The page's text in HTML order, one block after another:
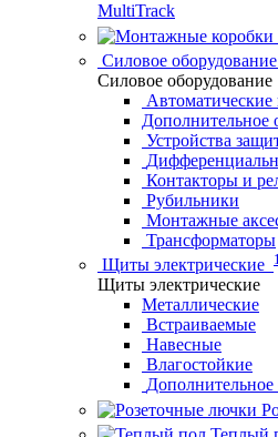
MultiTrack
Силовое оборудование
Силовое оборудование
Дополнительное
Устройства
Контакторы и
Рубильники
Монтажные
Трансформаторы
Щиты электрические
Щиты электрические
Металлические
Встраиваемые
Навесные
Влагостойкие
Дополнительное